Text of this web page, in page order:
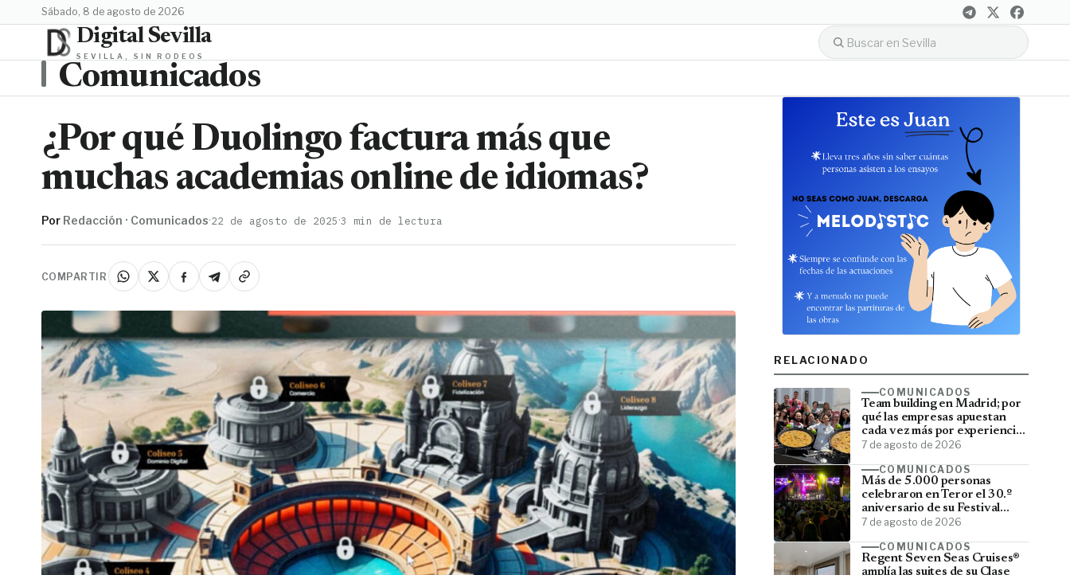
sábado, 8 de agosto de 2026
Digital Sevilla
SEVILLA, SIN RODEOS
Comunicados
¿Por qué Duolingo factura más que
muchas academias online de idiomas?
Por Redacción · Comunicados·22 de agosto de 2025·3 min de lectura
COMPARTIR
RELACIONADO
COMUNICADOS
Team building en Madrid; por
qué las empresas apuestan
cada vez más por experiencias
que fortalecen sus equipos
7 de agosto de 2026
COMUNICADOS
Más de 5.000 personas
celebraron en Teror el 30.º
aniversario de su Festival
Latino
7 de agosto de 2026
COMUNICADOS
Regent Seven Seas Cruises®
amplía las suites de su Clase